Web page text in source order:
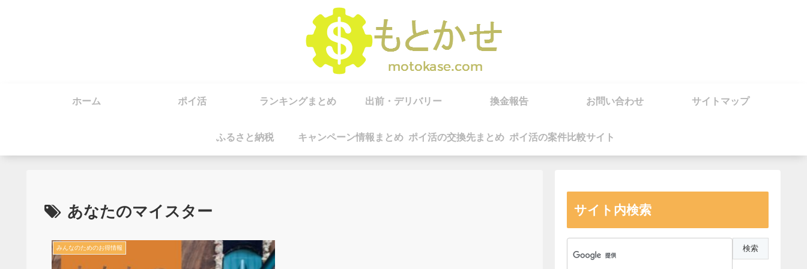
ホーム ポイ活 ランキングまとめ 出前・デリバリー 換金報告 お問い合わせ サイトマップ
ふるさと納税 キャンペーン情報まとめ ポイ活の交換先まとめ ポイ活の案件比較サイト
あなたのマイスター
みんなのためのお得情報
サイト内検索